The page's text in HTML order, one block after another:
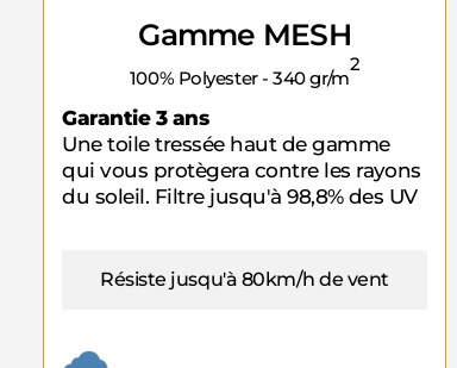
Gamme MESH
100% Polyester - 340 gr/m
2
Garantie 3 ans
Une toile tressée haut de gamme
qui vous protègera contre les rayons
du soleil. Filtre jusqu'à 98,8% des UV
Résiste jusqu'à 80km/h de vent